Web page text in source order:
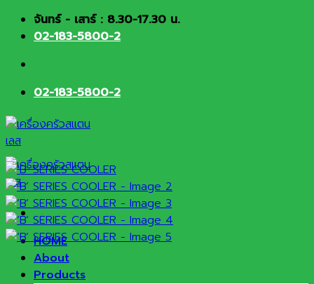
Skip จันทร์ - เสาร์ : 8.30-17.30 น.
02-183-5800-2
02-183-5800-2
HOME
About
Products